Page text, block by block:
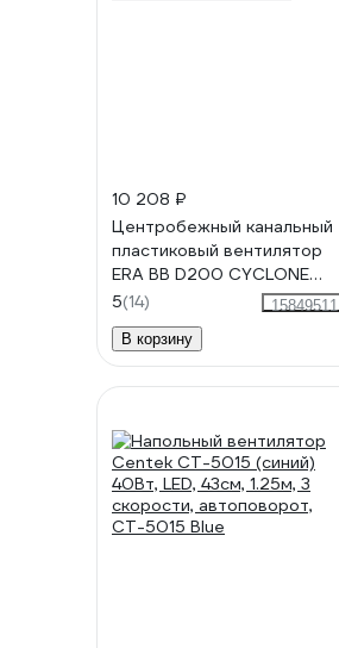
10 208 ₽
Центробежный канальный
пластиковый вентилятор
ERA BB D200 CYCLONE
200 87-611
5(14)
15849511
В корзину